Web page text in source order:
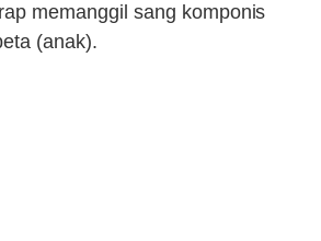
memanggil sang komponis
(anak).